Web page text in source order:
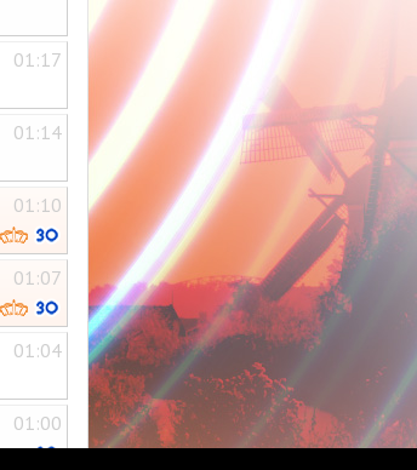
01:17
01:14
01:10
01:07
01:04
01:00